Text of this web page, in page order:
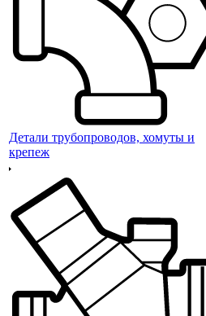
Детали трубопроводов, хомуты и
крепеж